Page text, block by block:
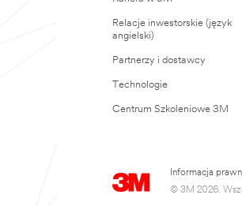
Relacje inwestorskie (język
angielski)
Partnerzy i dostawcy
Technologie
Centrum Szkoleniowe 3M
Informacja
© 3M 2026.